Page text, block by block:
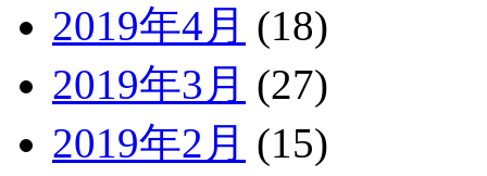
2019年4月 (18)
2019年3月 (27)
2019年2月 (15)